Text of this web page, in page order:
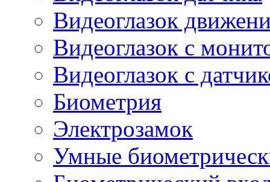
Видеоглазок
Видеоглазок с
Видеоглазок с
Биометрия
Электрозамок
Умные